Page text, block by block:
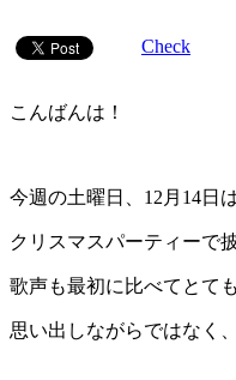
Check
こんばんは！
今週の土曜日、12月14日
クリスマスパーティーで
歌声も最初に比べてとて
思い出しながらではなく